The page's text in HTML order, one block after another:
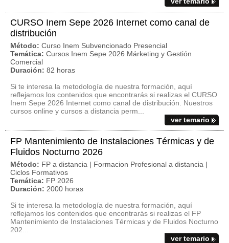
CURSO Inem Sepe 2026 Internet como canal de
distribución
Método: Curso Inem Subvencionado Presencial
Temática: Cursos Inem Sepe 2026 Márketing y Gestión
Comercial
Duración: 82 horas
Si te interesa la metodología de nuestra formación, aquí
reflejamos los contenidos que encontrarás si realizas el CURSO
Inem Sepe 2026 Internet como canal de distribución. Nuestros
cursos online y cursos a distancia perm...
ver temario
FP Mantenimiento de Instalaciones Térmicas y de
Fluidos Nocturno 2026
Método: FP a distancia | Formacion Profesional a distancia |
Ciclos Formativos
Temática: FP 2026
Duración: 2000 horas
Si te interesa la metodología de nuestra formación, aquí
reflejamos los contenidos que encontrarás si realizas el FP
Mantenimiento de Instalaciones Térmicas y de Fluidos Nocturno
202...
ver temario